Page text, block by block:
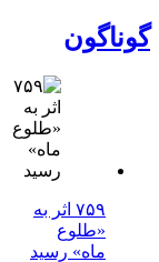
گوناگون
۷۵۹ اثر به
«طلوع
ماه» رسید